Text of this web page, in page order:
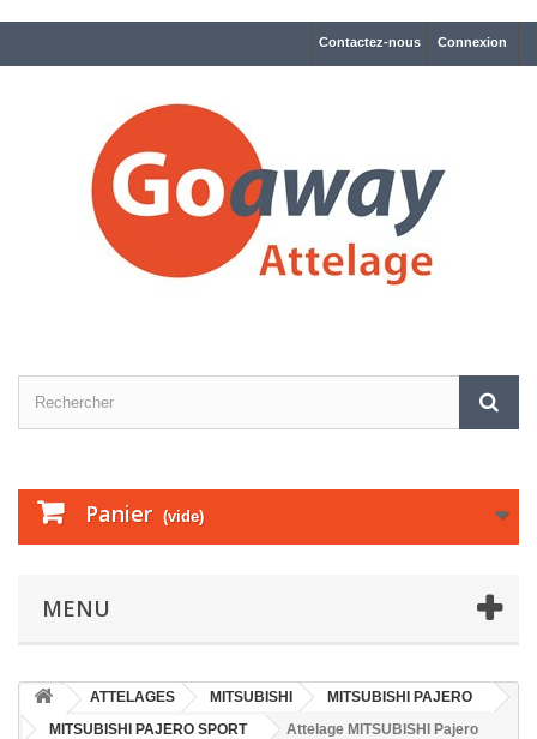
Connexion
Contactez-nous
Panier (vide)
MENU
ATTELAGES MITSUBISHI
MITSUBISHI PAJERO
MITSUBISHI PAJERO SPORT
Attelage MITSUBISHI Pajero